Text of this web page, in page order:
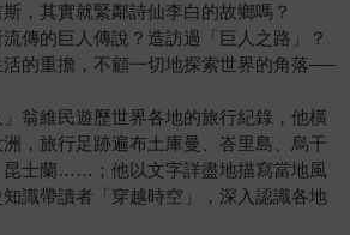
，其實就緊鄰詩仙李白的故鄉嗎？
傳的巨人傳說？造訪過「巨人之路」？
的重擔，不顧一切地探索世界的角落──
翁維民遊歷世界各地的旅行紀錄，他橫
，旅行足跡遍布土庫曼、峇里島、烏干
昆士蘭……；他以文字詳盡地描寫當地風
識帶讀者「穿越時空」，深入認識各地